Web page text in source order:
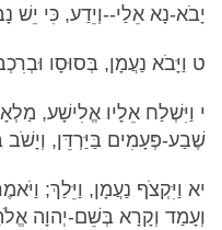
יָבֹא-נָא אֵלַי--וְיֵדַע, כִּי יֵשׁ
ט וַיָּבֹא נַעֲמָן, בְּסוּסָו
י וַיִּשְׁלַח אֵלָיו אֱלִישָׁע,
שֶׁבַע-פְּעָמִים בַּיַּרְדֵּן,
יא וַיִּקְצֹף נַעֲמָן, וַיֵּלַךְ;
וְעָמַד וְקָרָא בְּשֵׁם-יְהוָה